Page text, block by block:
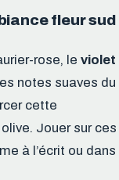
fleur sud
rose, le violet
notes suaves du
cette
Jouer sur ces
à l’écrit ou dans